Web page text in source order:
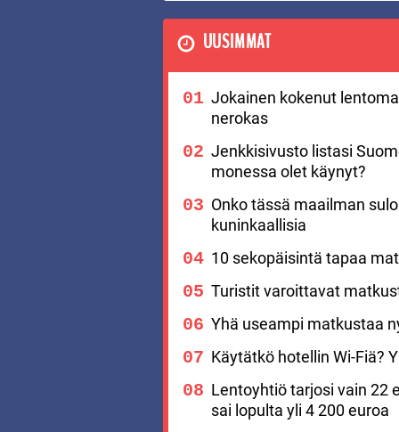
UUSIMMAT
Jokainen kokenut
nerokas
Jenkkisivusto listasi
monessa olet käynyt?
Onko tässä maailman
kuninkaallisia
10 sekopäisintä tapaa
Turistit varoittavat
Yhä useampi matkustaa
Käytätkö hotellin Wi-Fiä?
Lentoyhtiö tarjosi vain 22
sai lopulta yli 4 200 euroa